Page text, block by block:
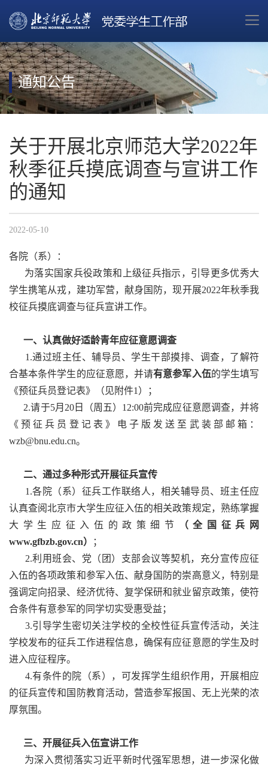
通知公告
关于开展北京师范大学2022年
秋季征兵摸底调查与宣讲工作
的通知
2022-05-10
各院（系）：
为落实国家兵役政策和上级征兵指示，引导更多优秀大
学生携笔从戎，建功军营，献身国防，现开展2022年秋季我
校征兵摸底调查与征兵宣讲工作。
一、认真做好适龄青年应征意愿调查
1.通过班主任、辅导员、学生干部摸排、调查，了解符
合基本条件学生的应征意愿，并请有意参军入伍的学生填写
《预征兵员登记表》（见附件1）；
2.请于5月20日（周五）12:00前完成应征意愿调查，并将
《预征兵员登记表》电子版发送至武装部邮箱：
wzb@bnu.edu.cn。
二、通过多种形式开展征兵宣传
1.各院（系）征兵工作联络人，相关辅导员、班主任应
认真查阅北京市大学生应征入伍的相关政策规定，熟练掌握
大学生应征入伍的政策细节
（全国征兵网
www.gfbzb.gov.cn）
；
2.利用班会、党（团）支部会议等契机，充分宣传应征
入伍的各项政策和参军入伍、献身国防的崇高意义，特别是
强调定向招录、经济优待、复学保研和就业留京政策，使符
合条件有意参军的同学切实受惠受益；
3.引导学生密切关注学校的全校性征兵宣传活动，关注
学校发布的征兵工作进程信息，确保有应征意愿的学生及时
进入应征程序。
4.有条件的院（系），可发挥学生组织作用，开展相应
的征兵宣传和国防教育活动，营造参军报国、无上光荣的浓
厚氛围。
三、开展征兵入伍宣讲工作
为深入贯彻落实习近平新时代强军思想，进一步深化做